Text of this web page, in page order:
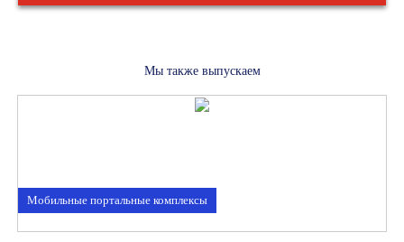
Мы также выпускаем
Мобильные портальные комплексы